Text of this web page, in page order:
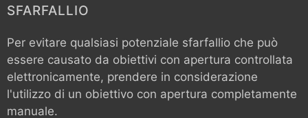
SFARFALLIO
Per evitare qualsiasi potenziale sfarfallio che può
essere causato da obiettivi con apertura controllata
elettronicamente, prendere in considerazione
l'utilizzo di un obiettivo con apertura completamente
manuale.